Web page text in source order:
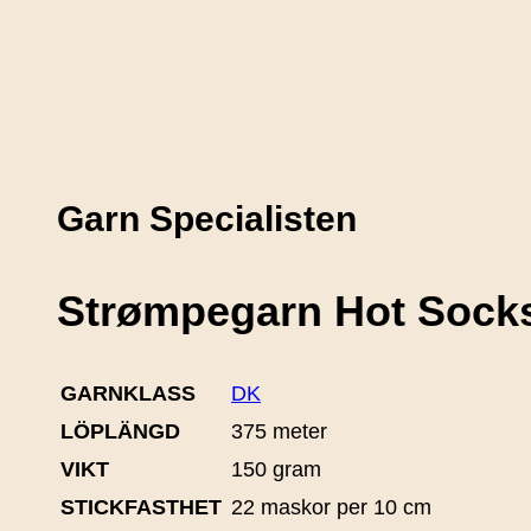
Garn Specialisten
Strømpegarn Hot
GARNKLASS
DK
LÖPLÄNGD
375 meter
VIKT
150 gram
STICKFASTHET 22 maskor per 10 cm